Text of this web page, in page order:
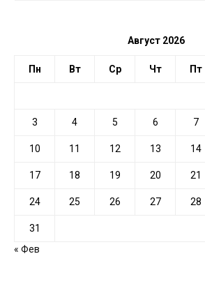
Август 2026
Пн Вт Ср Чт Пт
3 4 5 6 7
10 11 12 13 14
17 18 19 20 21
24 25 26 27 28
31
« Фев